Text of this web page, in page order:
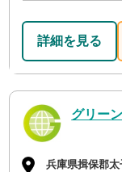
詳細を見る
グリーン
兵庫県揖保郡